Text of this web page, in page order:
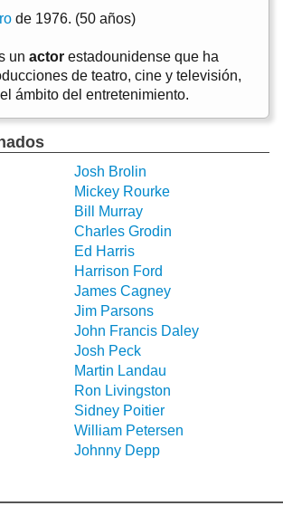
de 1976. (50 años)
un actor estadounidense que ha
de teatro, cine y televisión,
ámbito del entretenimiento.
Josh Brolin
Mickey Rourke
Bill Murray
Charles Grodin
Ed Harris
Harrison Ford
James Cagney
Jim Parsons
John Francis Daley
Josh Peck
Martin Landau
Ron Livingston
Sidney Poitier
William Petersen
Johnny Depp